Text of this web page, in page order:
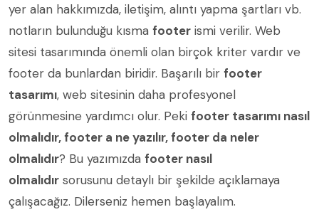
yer alan hakkımızda, iletişim, alıntı yapma şartları vb.
notların bulunduğu kısma footer ismi verilir. Web
sitesi tasarımında önemli olan birçok kriter vardır ve
footer da bunlardan biridir. Başarılı bir footer
tasarımı, web sitesinin daha profesyonel
görünmesine yardımcı olur. Peki footer tasarımı nasıl
olmalıdır, footer a ne yazılır, footer da neler
olmalıdır? Bu yazımızda footer nasıl
olmalıdır sorusunu detaylı bir şekilde açıklamaya
çalışacağız. Dilerseniz hemen başlayalım.